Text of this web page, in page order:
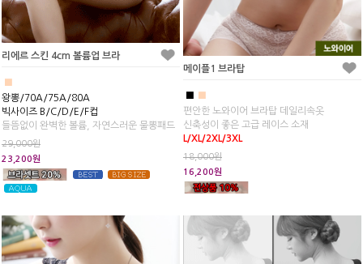
리에르 스킨 4cm 볼륨업 브라
왕뽕/70A/75A/80A
빅사이즈 B/C/D/E/F컵
들뜸없이 완벽한 볼륨, 자연스러운 물뽕패드
29,000원
23,200원
메이플1 브라탑
■
편안한 노와이어 브라탑 데일리속옷
신축성이 좋은 고급 레이스 소재
L/XL/2XL/3XL
18,000원
16,200원